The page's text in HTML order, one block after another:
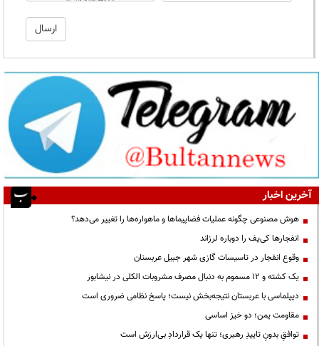
آخرین اخبار
هوش مصنوعی چگونه عملیات فضاپیماها و ماهواره‌ها را تغییر می‌دهد؟
انفجارها کی‌یف را دوباره لرزاند
وقوع انفجار در تاسیسات گازی شهر جبیل عربستان
یک کشته و ۱۲ مسموم به دنبال مصرف مشروبات الکلی در نیشابور
دیپلماسی با عربستان نتیجه‌بخش نیست؛ پاسخ نظامی ضروری است
مقاومت یمن؛ دو خیز اساسی
توافقِ بدونِ تاییدِ رهبری؛ تنها یک قراردادِ بی‌ارزش است